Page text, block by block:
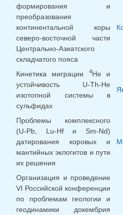
формирования и
преобразования
континентальной коры
северо-восточной части
Центрально-Азиатского
складчатого пояса
Кинетика миграции 4Не и
устойчивость U-Th-He
изотопной системы в
сульфидах
Проблемы комплексного
(U-Pb, Lu-Hf и Sm-Nd)
датирования коровых и
мантийных эклогитов и пути
их решения
Организация и проведение
VI Российской конференции
по проблемам геологии и
геодинамики докембрия